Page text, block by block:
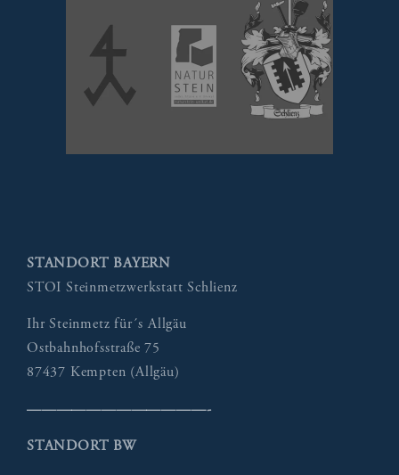
STANDORT BAYERN
STOI Steinmetzwerkstatt Schlienz
Ihr Steinmetz für´s Allgäu
Ostbahnhofsstraße 75
87437 Kempten (Allgäu)
————————————-
STANDORT BW